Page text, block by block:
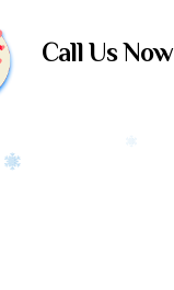
Call Us Now